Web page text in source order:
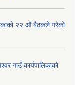
२२ औ बैठकले गरेको
गाउँ कार्यपालिकाको